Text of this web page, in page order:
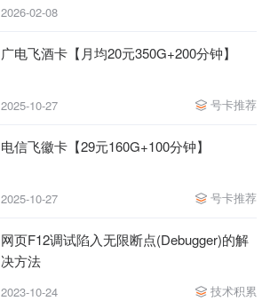
2026-02-08
广电飞酒卡【月均20元350G+200分钟】
2025-10-27 号卡推荐
电信飞徽卡【29元160G+100分钟】
2025-10-27 号卡推荐
网页F12调试陷入无限断点(Debugger)的解
决方法
2023-10-24 技术积累